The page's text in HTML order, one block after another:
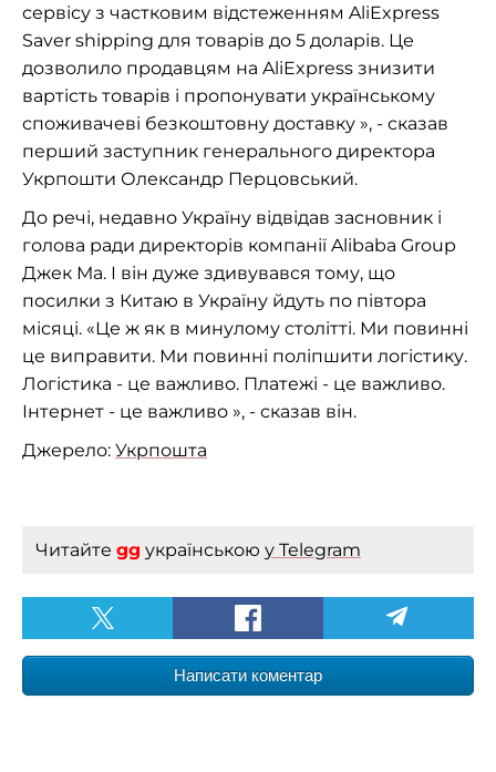
сервісу з частковим відстеженням AliExpress
Saver shipping для товарів до 5 доларів. Це
дозволило продавцям на AliExpress знизити
вартість товарів і пропонувати українському
споживачеві безкоштовну доставку », - сказав
перший заступник генерального директора
Укрпошти Олександр Перцовський.
До речі, недавно Україну відвідав засновник і
голова ради директорів компанії Alibaba Group
Джек Ма. І він дуже здивувався тому, що
посилки з Китаю в Україну йдуть по півтора
місяці. «Це ж як в минулому столітті. Ми повинні
це виправити. Ми повинні поліпшити логістику.
Логістика - це важливо. Платежі - це важливо.
Інтернет - це важливо », - сказав він.
Джерело: Укрпошта
Читайте gg українською у Telegram
Написати коментар